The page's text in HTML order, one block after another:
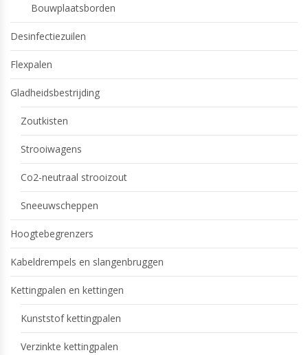
Bouwplaatsborden
Desinfectiezuilen
Flexpalen
Gladheidsbestrijding
Zoutkisten
Strooiwagens
Co2-neutraal strooizout
Sneeuwscheppen
Hoogtebegrenzers
Kabeldrempels en slangenbruggen
Kettingpalen en kettingen
Kunststof kettingpalen
Verzinkte kettingpalen